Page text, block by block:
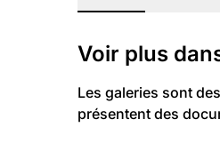
Galeries
Voir plus
Les galeries sont
présentent des